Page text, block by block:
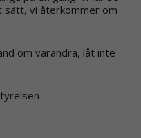
sätt, vi återkommer om
om varandra, låt inte